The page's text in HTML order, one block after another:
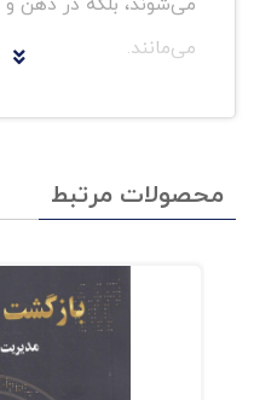
می‌مانند.
این کتاب با ترکیب
هر موقعیتی، از مکالمات
دوهیگ ابزارهایی عملی
محصولات مرتبط